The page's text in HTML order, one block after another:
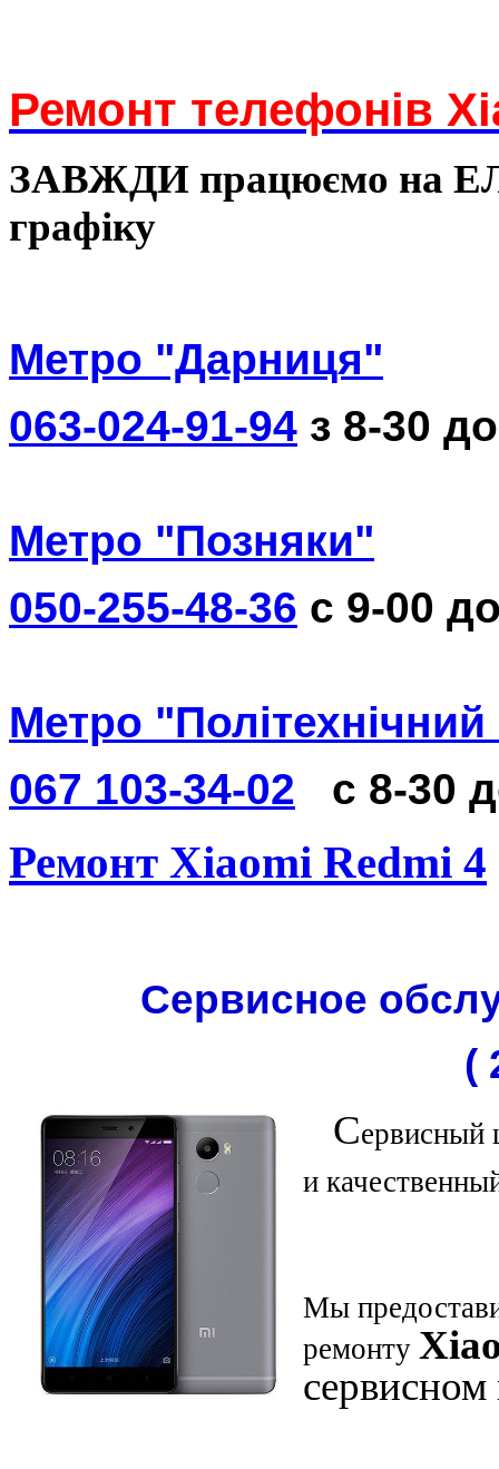
Ремонт телефонів
ЗАВЖДИ працюємо на
графіку
Метро "Дарниця"
063-024-91-94 з 8-30
Метро "Позняки"
050-255-48-36 с 9-00
Метро "Політехнічний
067 103-34-02
с 8-30
Ремонт Xiaomi Redmi 4
Сервисное
(
Сервисный
и
Мы
ремонту
сервисном